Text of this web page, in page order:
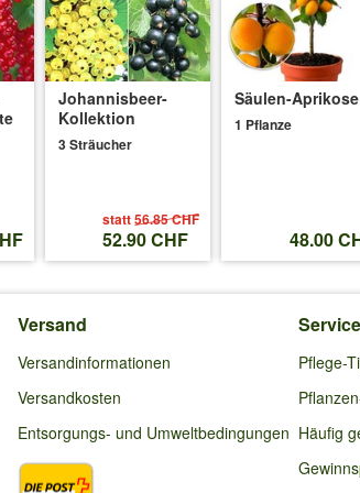
20.07.2021:
mir im Beet gepflanzt (2 Sträucher in einem
schwer und eine ausreichende Versorgung
am
Johannisbeer-
Kollektion
3 Sträucher
statt56.85 CHF
52.90 CHF
Säulen-Aprikose
1 Pflanze
48.00
Versand
Versandinformationen
Versandkosten
Entsorgungs- und Umweltbedingungen
Pflege-
Häufig